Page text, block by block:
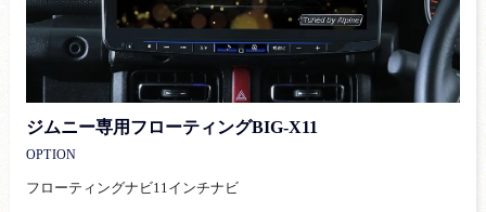
ジムニー専用フローティングBIG-X11
OPTION
フローティングナビ11インチナビ